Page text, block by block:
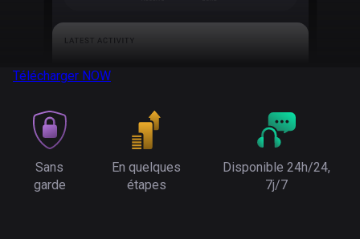
Télécharger NOW
Sans
garde
En quelques
étapes
Disponible 24h/24,
7j/7